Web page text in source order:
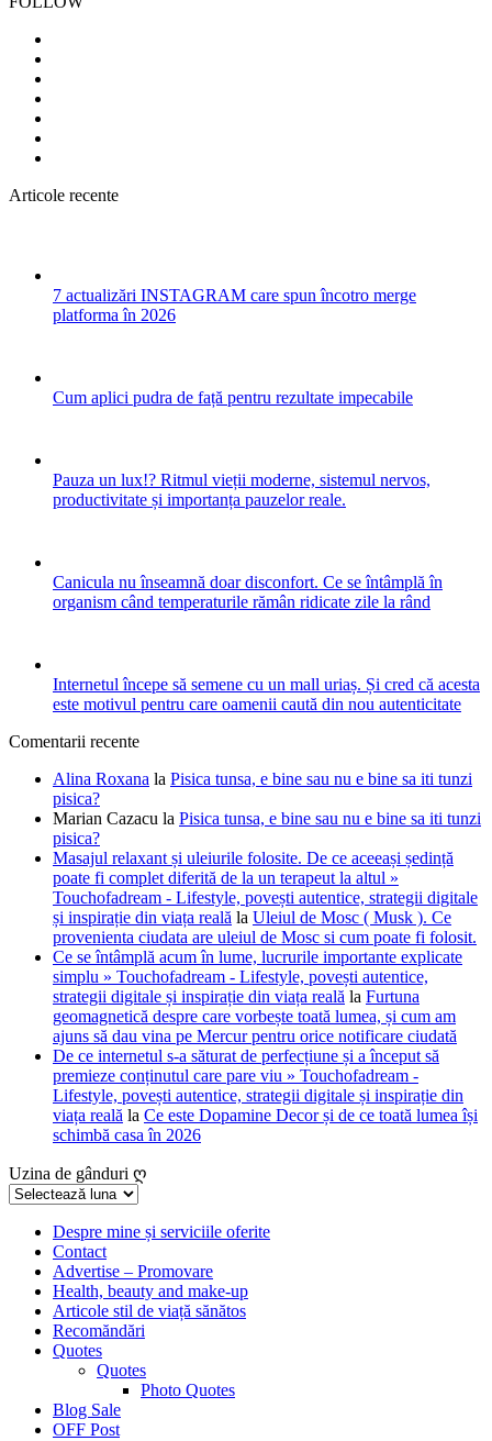
Articole recente
7 actualizări INSTAGRAM care spun încotro merge
platforma în 2026
Cum aplici pudra de față pentru rezultate impecabile
Pauza un lux!? Ritmul vieții moderne, sistemul nervos,
productivitate și importanța pauzelor reale.
Canicula nu înseamnă doar disconfort. Ce se întâmplă în
organism când temperaturile rămân ridicate zile la rând
Internetul începe să semene cu un mall uriaș. Și cred că acesta
este motivul pentru care oamenii caută din nou autenticitate
Comentarii recente
Alina Roxana la Pisica tunsa, e bine sau nu e bine sa iti tunzi
pisica?
Marian Cazacu la Pisica tunsa, e bine sau nu e bine sa iti tunzi
pisica?
Masajul relaxant și uleiurile folosite. De ce aceeași ședință
poate fi complet diferită de la un terapeut la altul »
Touchofadream - Lifestyle, povești autentice, strategii digitale
și inspirație din viața reală la Uleiul de Mosc ( Musk ). Ce
provenienta ciudata are uleiul de Mosc si cum poate fi folosit.
Ce se întâmplă acum în lume, lucrurile importante explicate
simplu » Touchofadream - Lifestyle, povești autentice,
strategii digitale și inspirație din viața reală la Furtuna
geomagnetică despre care vorbește toată lumea, și cum am
ajuns să dau vina pe Mercur pentru orice notificare ciudată
De ce internetul s-a săturat de perfecțiune și a început să
premieze conținutul care pare viu » Touchofadream -
Lifestyle, povești autentice, strategii digitale și inspirație din
viața reală la Ce este Dopamine Decor și de ce toată lumea își
schimbă casa în 2026
Uzina de gânduri ღ
Uzina
gânduriDespre mine și serviciile oferite
Contact
Advertise – Promovare
Health, beauty and make-up
Articole stil de viață sănătos
Recomăndări
Quotes
Quotes
Photo Quotes
Blog Sale
OFF Post